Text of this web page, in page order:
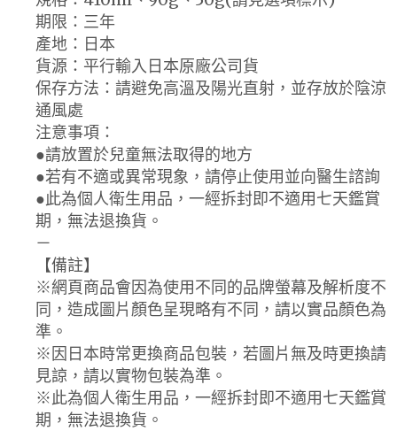
期限：三年
產地：日本
貨源：平行輸入日本原廠公司貨
保存方法：請避免高溫及陽光直射，並存放於陰涼
通風處
注意事項：
●請放置於兒童無法取得的地方
●若有不適或異常現象，請停止使用並向醫生諮詢
●此為個人衛生用品，一經拆封即不適用七天鑑賞
期，無法退換貨。
－
【備註】
※網頁商品會因為使用不同的品牌螢幕及解析度不
同，造成圖片顏色呈現略有不同，請以實品顏色為
準。
※因日本時常更換商品包裝，若圖片無及時更換請
見諒，請以實物包裝為準。
※此為個人衛生用品，一經拆封即不適用七天鑑賞
期，無法退換貨。